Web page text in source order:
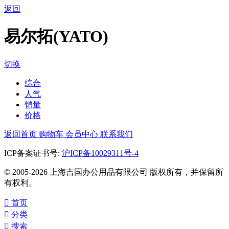
返回
易尔拓(YATO)
切换
综合
人气
销量
价格
返回首页 购物车 会员中心 联系我们
ICP备案证书号: 沪ICP备10029311号-4
© 2005-2026 上海吉国办公用品有限公司 版权所有，并保留所
有权利。
 首页
 分类
 搜索